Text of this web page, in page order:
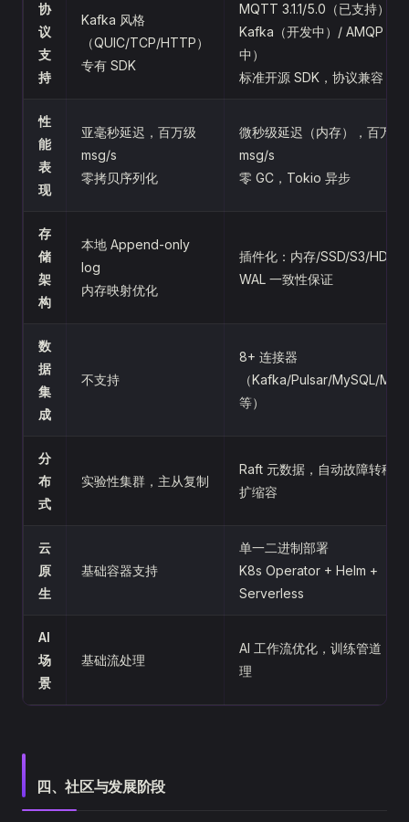
协
议
支
持
Kafka 风格
（QUIC/TCP/HTTP）
专有 SDK
MQTT 3.1.1/5.0（已支持）/
Kafka（开发中）/ AMQP（
中）
标准开源 SDK，协议兼容
性
能
表
现
亚毫秒延迟，百万级
msg/s
零拷贝序列化
微秒级延迟（内存），百万级
msg/s
零 GC，Tokio 异步
存
储
架
构
本地 Append-only
log
内存映射优化
插件化：内存/SSD/S3/HDFS
WAL 一致性保证
数
据
集
成
不支持
8+ 连接器
（Kafka/Pulsar/MySQL/
等）
分
布
式
实验性集群，主从复制
Raft 元数据，自动故障转移
扩缩容
云
原
生
基础容器支持
单一二进制部署
K8s Operator + Helm +
Serverless
AI
场
景
基础流处理
AI 工作流优化，训练管道，
理
四、社区与发展阶段